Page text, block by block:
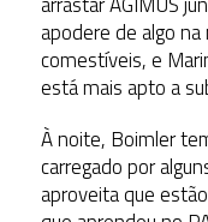
apodere de algo
comestíveis, e
está mais apto a
À noite, Boimler
carregado por
aproveita que